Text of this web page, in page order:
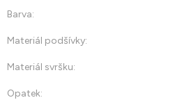
Barva:
Materiál podšívky:
Materiál svršku:
Opatek: